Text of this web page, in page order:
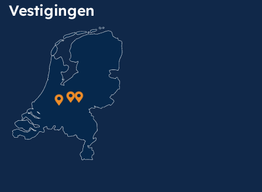
Vestigingen